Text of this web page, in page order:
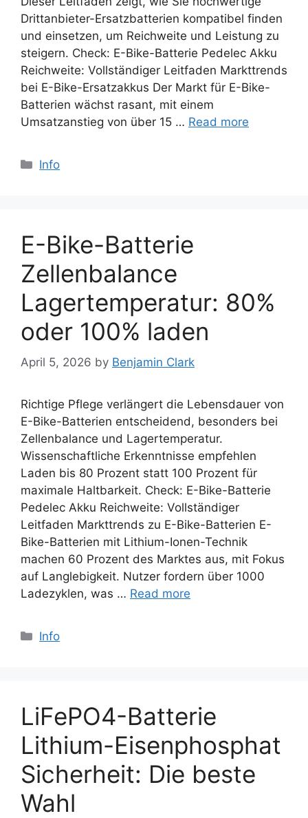
Drittanbieter-Ersatzbatterien kompatibel finden
und einsetzen, um Reichweite und Leistung zu
steigern. Check: E-Bike-Batterie Pedelec Akku
Reichweite: Vollständiger Leitfaden Markttrends
bei E-Bike-Ersatzakkus Der Markt für E-Bike-
Batterien wächst rasant, mit einem
Umsatzanstieg von über 15 … Read more
Categories
Info
E-Bike-Batterie
Zellenbalance
Lagertemperatur: 80%
oder 100% laden
April 5, 2026 by Benjamin Clark
Richtige Pflege verlängert die Lebensdauer von
E-Bike-Batterien entscheidend, besonders bei
Zellenbalance und Lagertemperatur.
Wissenschaftliche Erkenntnisse empfehlen
Laden bis 80 Prozent statt 100 Prozent für
maximale Haltbarkeit. Check: E-Bike-Batterie
Pedelec Akku Reichweite: Vollständiger
Leitfaden Markttrends zu E-Bike-Batterien E-
Bike-Batterien mit Lithium-Ionen-Technik
machen 60 Prozent des Marktes aus, mit Fokus
auf Langlebigkeit. Nutzer fordern über 1000
Ladezyklen, was … Read more
Categories
Info
LiFePO4-Batterie
Lithium-Eisenphosphat
Sicherheit: Die beste
Wahl